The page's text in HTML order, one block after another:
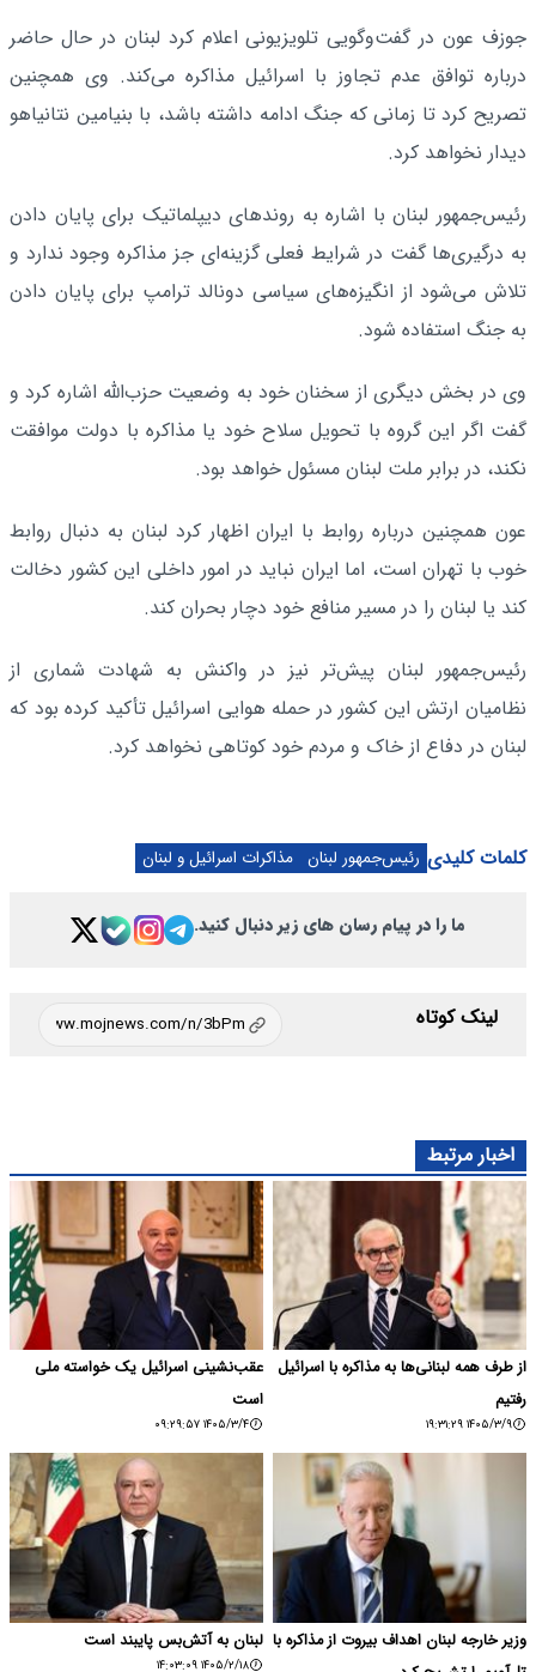
جوزف عون در گفت‌وگویی تلویزیونی اعلام کرد لبنان در حال حاضر
درباره توافق عدم تجاوز با اسرائیل مذاکره می‌کند. وی همچنین
تصریح کرد تا زمانی که جنگ ادامه داشته باشد، با بنیامین نتانیاهو
دیدار نخواهد کرد.
رئیس‌جمهور لبنان با اشاره به روندهای دیپلماتیک برای پایان دادن
به درگیری‌ها گفت در شرایط فعلی گزینه‌ای جز مذاکره وجود ندارد و
تلاش می‌شود از انگیزه‌های سیاسی دونالد ترامپ برای پایان دادن
به جنگ استفاده شود.
وی در بخش دیگری از سخنان خود به وضعیت حزب‌الله اشاره کرد و
گفت اگر این گروه با تحویل سلاح خود یا مذاکره با دولت موافقت
نکند، در برابر ملت لبنان مسئول خواهد بود.
عون همچنین درباره روابط با ایران اظهار کرد لبنان به دنبال روابط
خوب با تهران است، اما ایران نباید در امور داخلی این کشور دخالت
کند یا لبنان را در مسیر منافع خود دچار بحران کند.
رئیس‌جمهور لبنان پیش‌تر نیز در واکنش به شهادت شماری از
نظامیان ارتش این کشور در حمله هوایی اسرائیل تأکید کرده بود که
لبنان در دفاع از خاک و مردم خود کوتاهی نخواهد کرد.
کلمات کلیدی رئیس‌جمهور لبنان مذاکرات اسرائیل و لبنان
ما را در پیام رسان های زیر دنبال کنید.
لینک کوتاه
اخبار مرتبط
از طرف همه لبنانی‌ها به مذاکره با اسرائیل
رفتیم
۱۴۰۵/۳/۹ ۱۹:۳۱:۲۹
عقب‌نشینی اسرائیل یک خواسته ملی
است
۱۴۰۵/۳/۴ ۰۹:۲۹:۵۷
وزیر خارجه لبنان اهداف بیروت از مذاکره با لبنان به آتش‌بس پایبند است
۱۴۰۵/۲/۱۸ ۱۴:۰۳:۰۹